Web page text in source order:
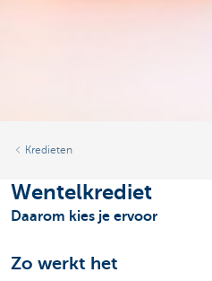
Kredieten
Wentelkrediet
Daarom kies je ervoor
Zo werkt het